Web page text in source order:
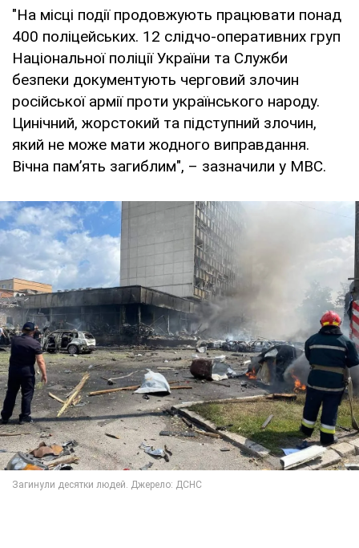
"На місці події продовжують працювати понад
400 поліцейських. 12 слідчо-оперативних груп
Національної поліції України та Служби
безпеки документують черговий злочин
російської армії проти українського народу.
Цинічний, жорстокий та підступний злочин,
який не може мати жодного виправдання.
Вічна пам’ять загиблим", – зазначили у МВС.